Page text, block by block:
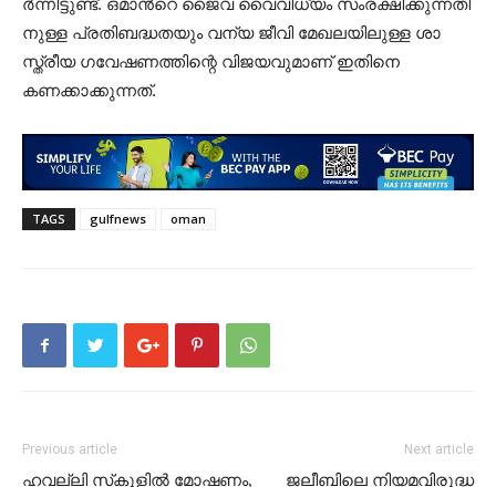
ർ​ന്നിട്ടുണ്ട്. ഒ​മാന്‍റെ ജൈ​വ വൈ​വി​ധ്യം സം​ര​ക്ഷി​ക്കു​ന്ന​തി​
നു​ള്ള പ്ര​തി​ബദ്ധതയും വ​ന്യ ജീ​വി മേ​ഖ​ല​യി​ലു​ള്ള ശാ​
സ്ത്രീ​യ ഗ​വേ​ഷ​ണ​ത്തി​ന്റെ വി​ജ​യ​വു​മാ​ണ് ഇതിനെ
കണക്കാക്കുന്നത്.
TAGS gulfnews oman
Previous article
ഹവല്ലി സ്‌കൂളിൽ മോഷണം,
Next article
ജലീബിലെ നിയമവിരുദ്ധ